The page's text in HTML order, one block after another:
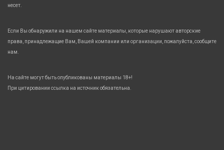
несет.
Если Вы обнаружили на нашем сайте материалы, которые нарушают авторские
права, принадлежащие Вам, Вашей компании или организации, пожалуйста, сообщите
нам.
На сайте могут быть опубликованы материалы 18+!
При цитировании ссылка на источник обязательна.